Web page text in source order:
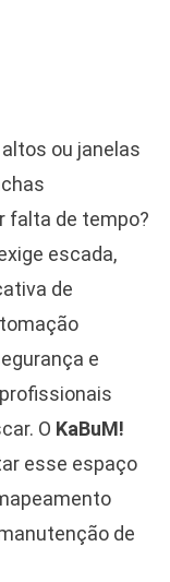
ou janelas
falta de tempo?
escada,
de
e
O KaBuM!
esse espaço
de